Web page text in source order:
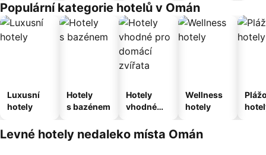
Populární kategorie hotelů v Omán
Luxusní
hotely
Hotely
s bazénem
Hotely
vhodné
domácí
zvířata
Wellness
hotely
Levné hotely nedaleko místa Omán